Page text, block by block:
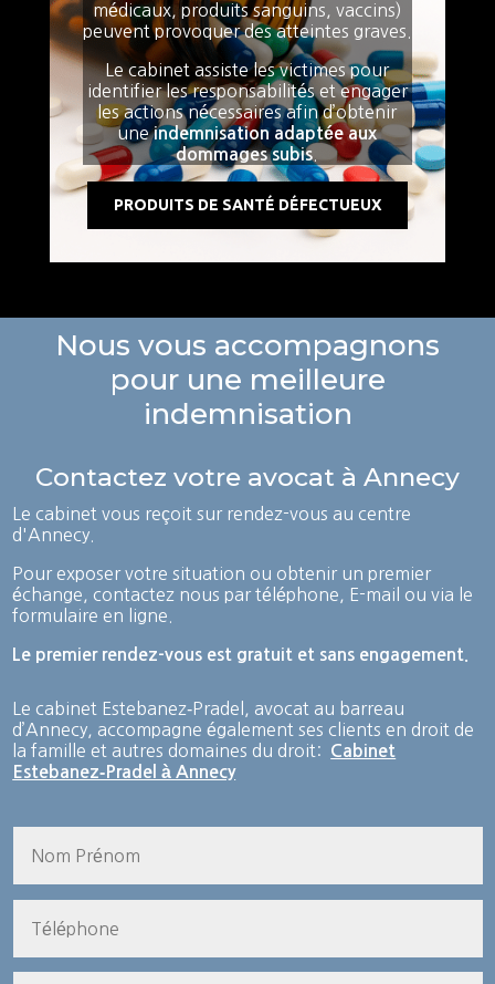
médicaux, produits sanguins, vaccins)
peuvent provoquer des atteintes graves.
Le cabinet assiste les victimes pour
identifier les responsabilités et engager
les actions nécessaires afin d’obtenir
uneindemnisation adaptée aux
dommages subis
PRODUITS DE SANTÉ DÉFECTUEUX
Nous vous accompagnons
pour une meilleure
indemnisation
Contactez votre avocat à Annecy
Le cabinet vous reçoit sur rendez-vous au centre
d'Annecy.
Pour exposer votre situation ou obtenir un premier
échange, contactez nous par téléphone, E-mail ou via le
formulaire en ligne.
Le premier rendez-vous est gratuit et sans engagement.
Le cabinet Estebanez‑Pradel, avocat au barreau
d’Annecy, accompagne également ses clients en droit de
la famille et autres domaines du droit: Cabinet
Estebanez‑Pradel à Annecy